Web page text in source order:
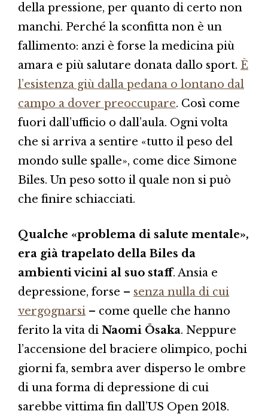
della pressione, per quanto di certo non
manchi. Perché la sconfitta non è un
fallimento: anzi è forse la medicina più
amara e più salutare donata dallo sport. È
l’esistenza giù dalla pedana o lontano dal
campo a dover preoccupare. Così come
fuori dall’ufficio o dall’aula. Ogni volta
che si arriva a sentire «tutto il peso del
mondo sulle spalle», come dice Simone
Biles. Un peso sotto il quale non si può
che finire schiacciati.
Qualche «problema di salute mentale»,
era già trapelato della Biles da
ambienti vicini al suo staff. Ansia e
depressione, forse – senza nulla di cui
vergognarsi – come quelle che hanno
ferito la vita di Naomi Ōsaka. Neppure
l’accensione del braciere olimpico, pochi
giorni fa, sembra aver disperso le ombre
di una forma di depressione di cui
sarebbe vittima fin dall’US Open 2018.